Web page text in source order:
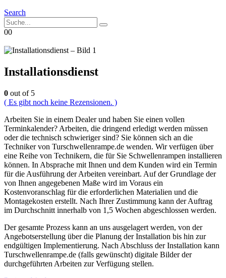
Search
00
Installationsdienst
0 out of 5
( Es gibt noch keine Rezensionen. )
Arbeiten Sie in einem Dealer und haben Sie einen vollen
Terminkalender? Arbeiten, die dringend erledigt werden müssen
oder die technisch schwieriger sind? Sie können sich an die
Techniker von Turschwellenrampe.de wenden. Wir verfügen über
eine Reihe von Technikern, die für Sie Schwellenrampen installieren
können. In Absprache mit Ihnen und dem Kunden wird ein Termin
für die Ausführung der Arbeiten vereinbart. Auf der Grundlage der
von Ihnen angegebenen Maße wird im Voraus ein
Kostenvoranschlag für die erforderlichen Materialien und die
Montagekosten erstellt. Nach Ihrer Zustimmung kann der Auftrag
im Durchschnitt innerhalb von 1,5 Wochen abgeschlossen werden.
Der gesamte Prozess kann an uns ausgelagert werden, von der
Angebotserstellung über die Planung der Installation bis hin zur
endgültigen Implementierung. Nach Abschluss der Installation kann
Turschwellenrampe.de (falls gewünscht) digitale Bilder der
durchgeführten Arbeiten zur Verfügung stellen.